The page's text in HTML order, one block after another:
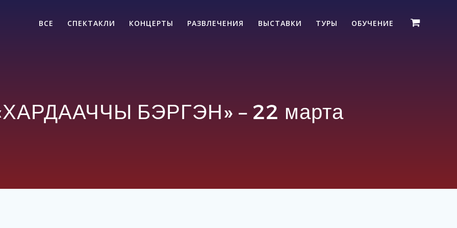
ВСЕ СПЕКТАКЛИ КОНЦЕРТЫ РАЗВЛЕЧЕНИЯ ВЫСТАВКИ ТУРЫ ОБУЧЕНИЕ
БЭРГЭН» – 22 марта